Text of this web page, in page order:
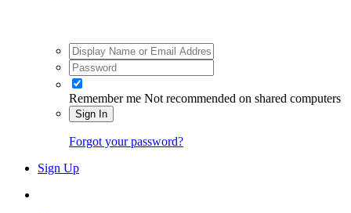
Remember me Not recommended on shared computers
Sign In
Forgot your password?
Sign Up